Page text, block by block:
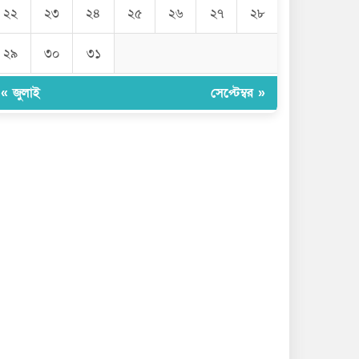
জুলাইয়ে ৪৫৮ সড়ক দুর্ঘটনা, প্রাণ গেল
৪১৬
এবার পোলট্রি মাংসে মিলল
মাত্রাতিরিক্ত অ্যান্টিমাইক্রোবিয়াল
২২ ২৩ ২৪ ২৫ ২৬ ২৭ ২৮
২৯ ৩০ ৩১
« জুলাই সেপ্টেম্বর »